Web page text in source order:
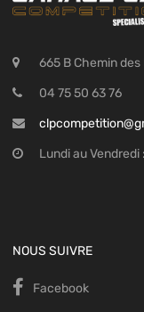
665 B Chemin des
04 75 50 63 76
Lundi au
NOUS SUIVRE
Facebook